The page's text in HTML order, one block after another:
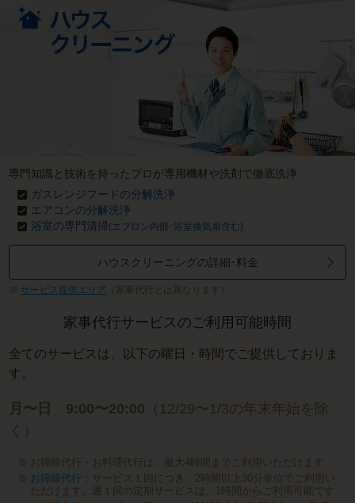
専門知識と技術を持ったプロが専用機材や洗剤で徹底洗浄
ガスレンジフードの分解洗浄
エアコンの分解洗浄
浴室の専門清掃(エプロン内部･浴室換気扇含む)
ハウスクリーニングの詳細･料金
サービス提供エリア （家事代行とは異なります）
家事代行サービスのご利用可能時間
全てのサービスは、以下の曜日・時間でご提供しておりま
す。
月〜日 9:00〜20:00 （12/29〜1/3の年末年始を除
く）
お掃除代行・お料理代行は、最大4時間までご利用いただけます
お掃除代行 ：サービス１回につき、2時間以上30分単位でご利用い
ただけます。週１回の定期サービスは、1時間からご利用可能です